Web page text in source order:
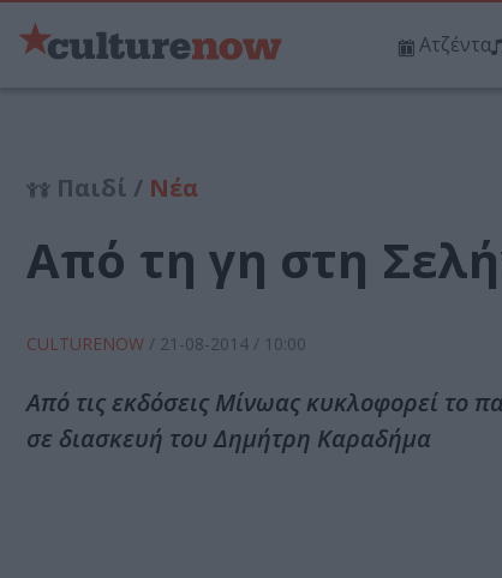
Ατζέντα
Παιδί / Νέα
Από τη γη στη
CULTURENOW / 21-08-2014 / 10:00
Από τις εκδόσεις Μίνωας κυκλοφορεί το
σε διασκευή του Δημήτρη Καραδήμα